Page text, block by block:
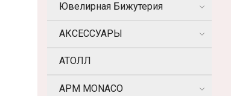
Ювелирная Бижутерия
АКСЕССУАРЫ
АТОЛЛ
APM MONACO